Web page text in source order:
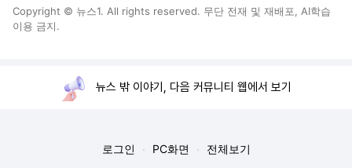
Copyright © 뉴스1. All rights reserved. 무단 전재 및 재배포, AI학습
이용 금지.
뉴스 밖 이야기, 다음 커뮤니티 웹에서 보기
로그인 PC화면 전체보기